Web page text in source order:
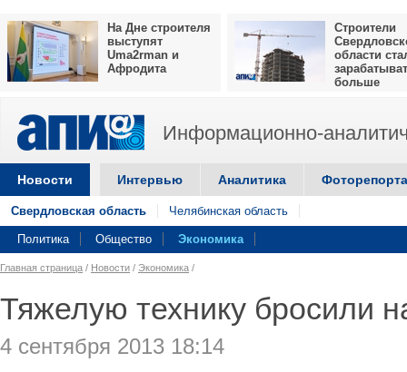
На Дне строителя
выступят
Uma2rman и
Афродита
Строители
области
больше
Информационно-
Новости Интервью Аналитика
Свердловская область Челябинская область
Политика Общество Экономика
Главная страница / Новости / Экономика /
Тяжелую технику бросили
4 сентября 2013 18:14